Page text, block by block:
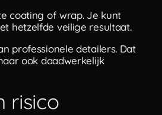
coating of wrap. Je kunt
hetzelfde veilige resultaat.
professionele detailers. Dat
ook daadwerkelijk
risico